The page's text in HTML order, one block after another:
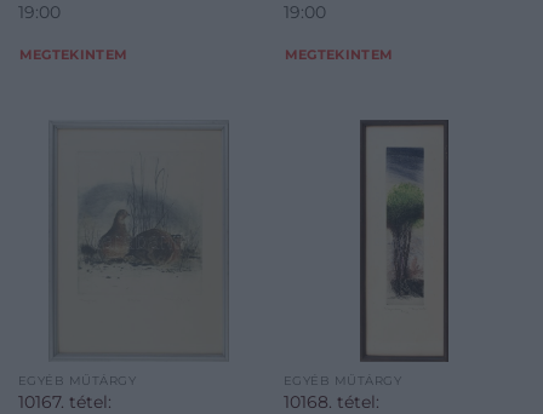
32x50,5cm 1927-ben festette
gimnázium dísztermé
19:00
MEGTEKINTEM
1945-Pataji-Muze
19:00
MEGTEKINTEM
EGYÉB MŰTÁRGY
10167. tétel:
EGYÉB MŰTÁRGY
10168. tétel: